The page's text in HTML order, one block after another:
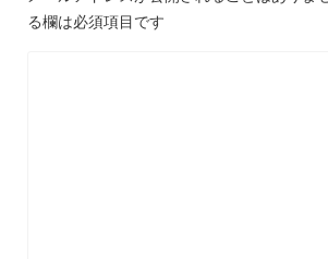
る欄は必須項目です